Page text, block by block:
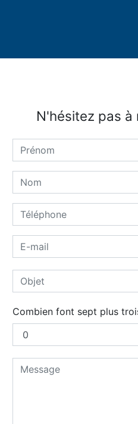
N'hésitez pas
Combien font sept plus